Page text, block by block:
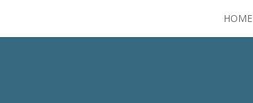
HOME